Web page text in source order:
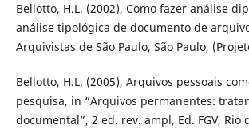
Bellotto, H.L. (2002), Como fazer análise
análise tipológica de documento de
Arquivistas de São Paulo, São Paulo,
Bellotto, H.L. (2005), Arquivos pessoais
pesquisa, in “Arquivos permanentes:
documental”, 2 ed. rev. ampl, Ed. FGV, Rio